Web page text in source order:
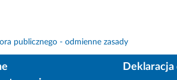
publicznego - odmienne zasady